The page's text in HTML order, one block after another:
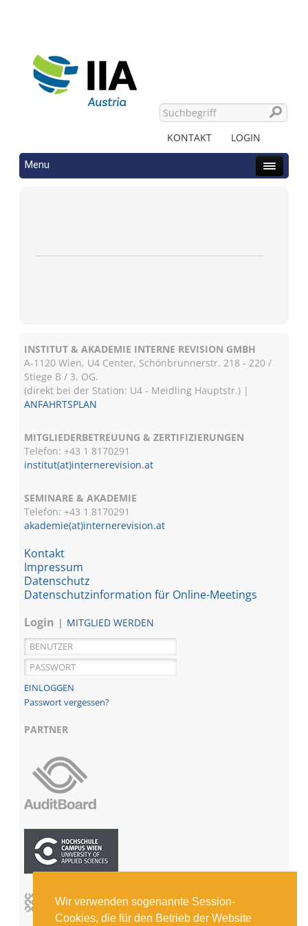
Wir verwenden sogenannte Session-
Cookies, die für den Betrieb der Website
KONTAKT LOGIN
Menu
INSTITUT & AKADEMIE INTERNE REVISION GMBH
A-1120 Wien, U4 Center, Schönbrunnerstr. 218 - 220 /
Stiege B / 3. OG.
(direkt bei der Station: U4 - Meidling Hauptstr.) |
ANFAHRTSPLAN
MITGLIEDERBETREUUNG & ZERTIFIZIERUNGEN
Telefon: +43 1 8170291
institut(at)internerevision.at
SEMINARE & AKADEMIE
Telefon: +43 18170291
akademie(at)internerevision.at
Kontakt
Impressum
Datenschutz
Datenschutzinformation für Online-Meetings
Login
MITGLIED WERDEN
Passwort vergessen?
PARTNER